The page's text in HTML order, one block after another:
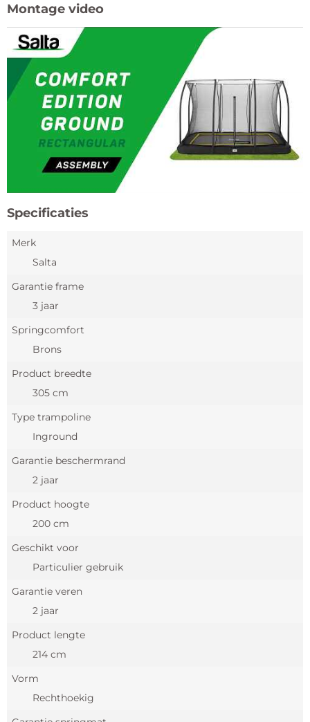
Montage video
Specificaties
Merk
Salta
Garantie frame
3 jaar
Springcomfort
Brons
Product breedte
305 cm
Type trampoline
Inground
Garantie beschermrand
2 jaar
Product hoogte
200 cm
Geschikt voor
Particulier gebruik
Garantie veren
2 jaar
Product lengte
214 cm
Vorm
Rechthoekig